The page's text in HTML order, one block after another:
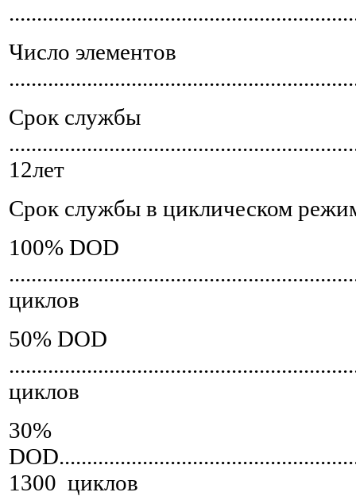
Число элементов
Срок службы
12лет
Срок службы в циклическом
100% DOD
циклов
50% DOD
циклов
30%
1300 циклов